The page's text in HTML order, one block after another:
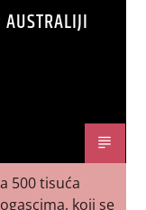
500 tisuća
koji se